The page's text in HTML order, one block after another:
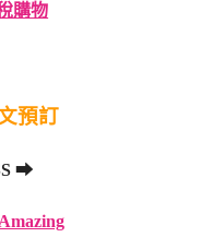
購物
預訂
➡